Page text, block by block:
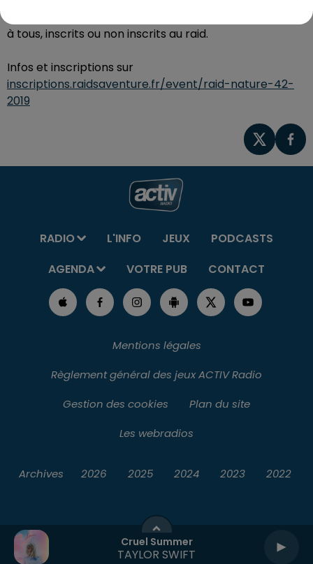
Cruel Summer
TAYLOR SWIFT
à tous, inscrits ou non inscrits au raid.
Infos et inscriptions sur
inscriptions.raidsaventure.fr/event/raid-nature-42-
2019
RADIO L'INFO JEUX
PODCASTS
AGENDA
VOTRE PUB CONTACT
Mentions légales
Règlement général des jeux ACTIV Radio
Gestion des cookies
Plan du site
Les webradios
Archives 2026 2025 2024 2023 2022